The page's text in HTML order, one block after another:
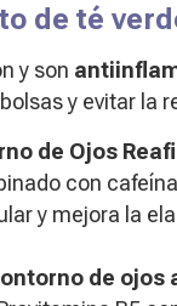
de té
y son
y evitar la
de Ojos
con
y mejora la
de ojos